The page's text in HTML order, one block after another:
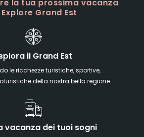
la tua prossima vacanza
Grand Est
il Grand Est
le ricchezze turistiche, sportive,
della nostra bella regione
vacanza dei tuoi sogni